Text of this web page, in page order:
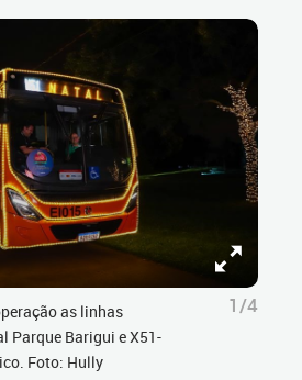
as linhas
Parque Barigui e X51-
Foto: Hully
1/4